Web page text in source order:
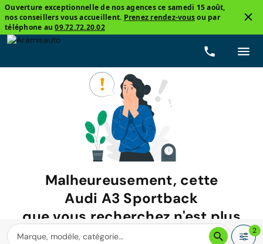
Ouverture exceptionnelle de nos agences ce samedi 15 août,
nos conseillers vous accueillent. Prenez rendez-vousou par
téléphone au09.72.72.20.02
Malheureusement, cette
Audi A3 Sportback
que vous recherchez n'est plus
disponible.
2